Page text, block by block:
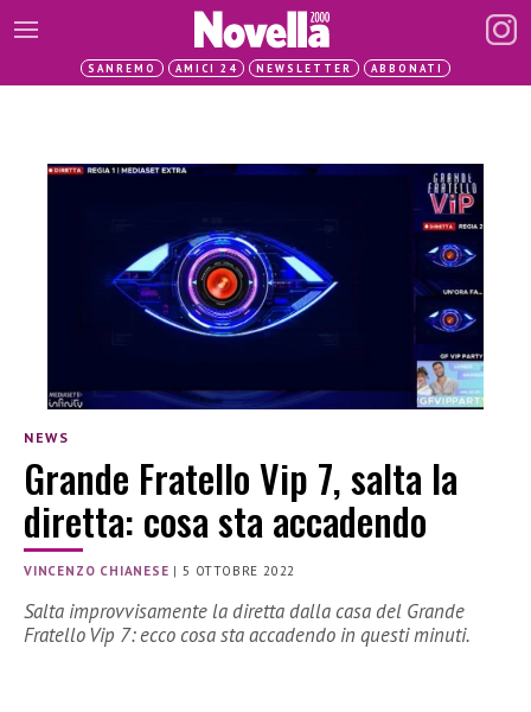
SANREMO AMICI 24 NEWSLETTER ABBONATI
NEWS
Grande Fratello Vip 7, salta la
diretta: cosa sta accadendo
VINCENZO CHIANESE |5 OTTOBRE 2022
Salta improvvisamente la diretta dalla casa del Grande
Fratello Vip 7: ecco cosa sta accadendo in questi minuti.